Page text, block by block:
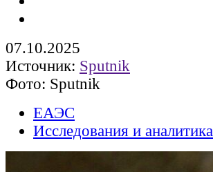
07.10.2025
Источник: Sputnik
Фото: Sputnik
ЕАЭС
Исследования и аналитика